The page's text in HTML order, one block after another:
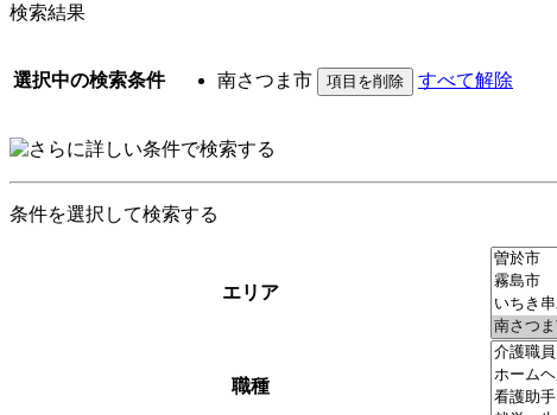
検索結果
選択中の検索条件 南さつま市 すべて解除
条件を選択して検索する
エリア
職種